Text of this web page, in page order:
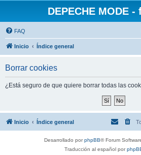
DEPECHE MODE -
FAQ
Inicio Índice general
Borrar cookies
¿Está seguro de que quiere borrar todas las
Inicio Índice general
Desarrollado porphpBB® Forum
Traducción al español por